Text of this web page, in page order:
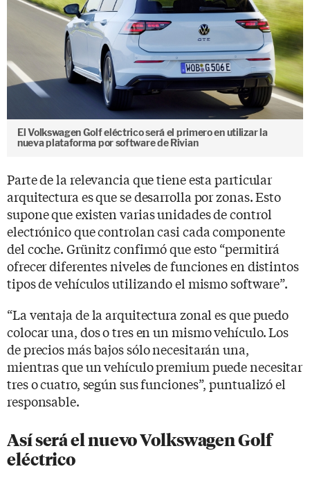
El Volkswagen Golf eléctrico será el primero en utilizar la
nueva plataforma por software de Rivian
Parte de la relevancia que tiene esta particular
arquitectura es que se desarrolla por zonas. Esto
supone que existen varias unidades de control
electrónico que controlan casi cada componente
del coche. Grünitz confirmó que esto “permitirá
ofrecer diferentes niveles de funciones en distintos
tipos de vehículos utilizando el mismo software”.
“La ventaja de la arquitectura zonal es que puedo
colocar una, dos o tres en un mismo vehículo. Los
de precios más bajos sólo necesitarán una,
mientras que un vehículo premium puede necesitar
tres o cuatro, según sus funciones”, puntualizó el
responsable.
Así será el nuevo Volkswagen Golf
eléctrico